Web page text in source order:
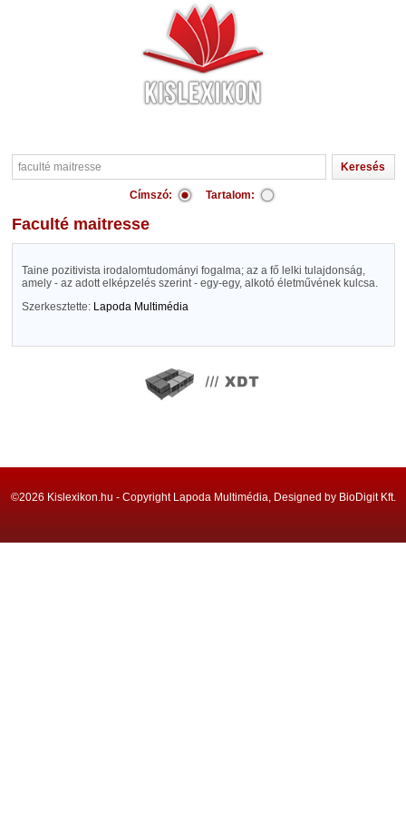
Címszó: Tartalom:
faculté maitresse
Taine pozitivista irodalomtudományi fogalma; az a fő lelki tulajdonság,
amely - az adott elképzelés szerint - egy-egy, alkotó életművének kulcsa.
Szerkesztette: Lapoda Multimédia
©2026 Kislexikon.hu - Copyright Lapoda Multimédia, Designed by BioDigit Kft.